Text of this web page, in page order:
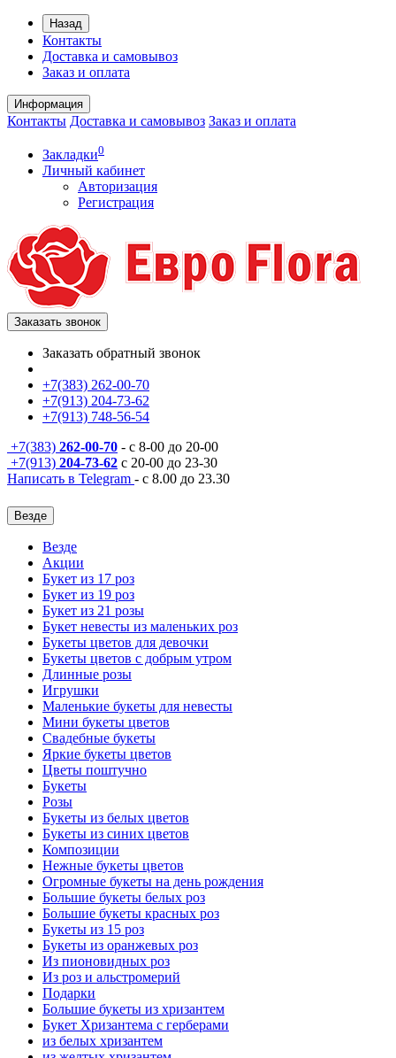
Назад
Контакты
Доставка и самовывоз
Заказ и оплата
Информация
Контакты Доставка и самовывоз Заказ и оплата
Закладки0
Личный кабинет
Авторизация
Регистрация
Заказать звонок
Заказать обратный звонок
+7(383) 262-00-70
+7(913) 204-73-62
+7(913) 748-56-54
+7(383) 262-00-70 - с 8-00 до 20-00
+7(913) 204-73-62 с 20-00 до 23-30
Написать в Telegram - с 8.00 до 23.30
Везде
Везде
Акции
Букет из 17 роз
Букет из 19 роз
Букет из 21 розы
Букет невесты из маленьких роз
Букеты цветов для девочки
Букеты цветов с добрым утром
Длинные розы
Игрушки
Маленькие букеты для невесты
Мини букеты цветов
Свадебные букеты
Яркие букеты цветов
Цветы поштучно
Букеты
Розы
Букеты из белых цветов
Букеты из синих цветов
Композиции
Нежные букеты цветов
Огромные букеты на день рождения
Большие букеты белых роз
Большие букеты красных роз
Букеты из 15 роз
Букеты из оранжевых роз
Из пионовидных роз
Из роз и альстромерий
Подарки
Большие букеты из хризантем
Букет Хризантема с герберами
из белых хризантем